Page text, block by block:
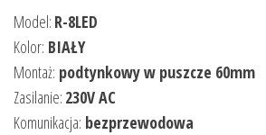
Model: R-8LED
Kolor: BIAŁY
Montaż: podtynkowy w puszcze 60mm
Zasilanie: 230V AC
Komunikacja: bezprzewodowa